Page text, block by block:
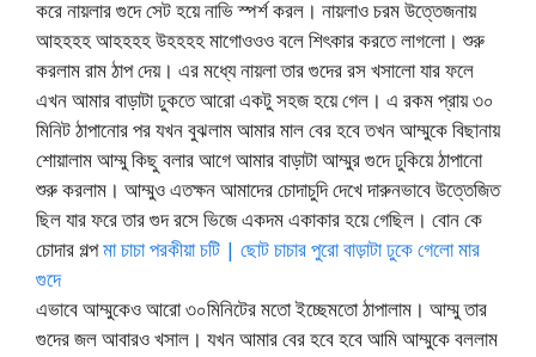
করে নায়লার গুদে সেট হয়ে নাভি স্পর্শ করল। নায়লাও চরম উত্তেজনায়
আহহহহ আহহহহ উহহহহ মাগোওওও বলে শিৎকার করতে লাগলো। শুরু
করলাম রাম ঠাপ দেয়। এর মধ্যে নায়লা তার গুদের রস খসালো যার ফলে
এখন আমার বাড়াটা ঢুকতে আরো একটু সহজ হয়ে গেল। এ রকম প্রায় ৩০
মিনিট ঠাপানোর পর যখন বুঝলাম আমার মাল বের হবে তখন আম্মুকে বিছানায়
শোয়ালাম আম্মু কিছু বলার আগে আমার বাড়াটা আম্মুর গুদে ঢুকিয়ে ঠাপানো
শুরু করলাম। আম্মুও এতক্ষন আমাদের চোদাচুদি দেখে দারুনভাবে উত্তেজিত
ছিল যার ফরে তার গুদ রসে ভিজে একদম একাকার হয়ে গেছিল। বোন কে
চোদার গল্পমা চাচা পরকীয়া চটি | ছোট চাচার পুরো বাড়াটা ঢুকে গেলো মার
গুদে
এভাবে আম্মুকেও আরো ৩০মিনিটের মতো ইচ্ছেমতো ঠাপালাম। আম্মু তার
গুদের জল আবারও খসাল। যখন আমার বের হবে হবে আমি আম্মুকে বললাম